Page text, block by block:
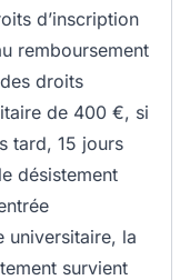
d’inscription
remboursement
droits
de 400 €, si
tard, 15 jours
désistement
universitaire, la
survient